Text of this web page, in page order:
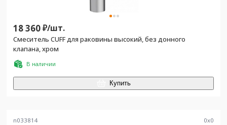
18 360₽/шт.
Смеситель CUFF для раковины высокий, без донного
клапана, хром
В наличии
Купить
n033814 0x0